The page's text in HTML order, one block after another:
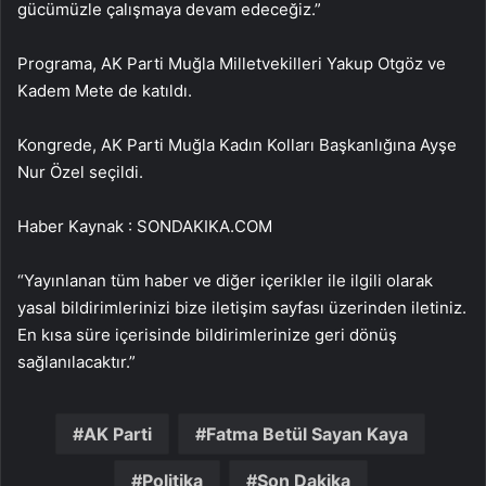
gücümüzle çalışmaya devam edeceğiz.”
Programa, AK Parti Muğla Milletvekilleri Yakup Otgöz ve
Kadem Mete de katıldı.
Kongrede, AK Parti Muğla Kadın Kolları Başkanlığına Ayşe
Nur Özel seçildi.
Haber Kaynak : SONDAKIKA.COM
“Yayınlanan tüm haber ve diğer içerikler ile ilgili olarak
yasal bildirimlerinizi bize iletişim sayfası üzerinden iletiniz.
En kısa süre içerisinde bildirimlerinize geri dönüş
sağlanılacaktır.”
AK Parti Fatma Betül Sayan Kaya
Politika Son Dakika